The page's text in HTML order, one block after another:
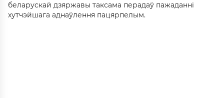
беларускай дзяржавы таксама перадаў пажаданні
хутчэйшага аднаўлення пацярпелым.